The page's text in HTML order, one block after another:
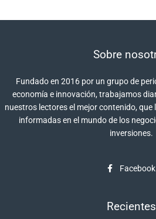
Sobre
Fundado en 2016 por un grupo de
economía e innovación, trabajamos
nuestros lectores el mejor contenido,
informadas en el mundo de los
inversiones.
Facebook
Recientes